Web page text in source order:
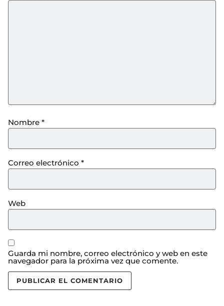
Nombre *
Correo electrónico *
Web
Guarda mi nombre, correo electrónico y web en este
navegador para la próxima vez que comente.